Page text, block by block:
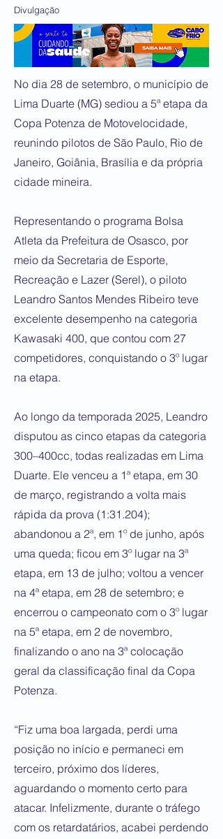
Divulgação
No dia 28 de setembro, o município de
Lima Duarte (MG) sediou a 5ª etapa da
Copa Potenza de Motovelocidade,
reunindo pilotos de São Paulo, Rio de
Janeiro, Goiânia, Brasília e da própria
cidade mineira.
Representando o programa Bolsa
Atleta da Prefeitura de Osasco, por
meio da Secretaria de Esporte,
Recreação e Lazer (Serel), o piloto
Leandro Santos Mendes Ribeiro teve
excelente desempenho na categoria
Kawasaki 400, que contou com 27
competidores, conquistando o 3º lugar
na etapa.
Ao longo da temporada 2025, Leandro
disputou as cinco etapas da categoria
300–400cc, todas realizadas em Lima
Duarte. Ele venceu a 1ª etapa, em 30
de março, registrando a volta mais
rápida da prova (1:31.204);
abandonou a 2ª, em 1º de junho, após
uma queda; ficou em 3º lugar na 3ª
etapa, em 13 de julho; voltou a vencer
na 4ª etapa, em 28 de setembro; e
encerrou o campeonato com o 3º lugar
na 5ª etapa, em 2 de novembro,
finalizando o ano na 3ª colocação
geral da classificação final da Copa
Potenza.
“Fiz uma boa largada, perdi uma
posição no início e permaneci em
terceiro, próximo dos líderes,
aguardando o momento certo para
atacar. Infelizmente, durante o tráfego
com os retardatários, acabei perdendo